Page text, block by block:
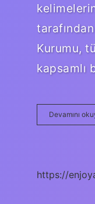
Kurumu,
kapsamlı
Devamını
https://